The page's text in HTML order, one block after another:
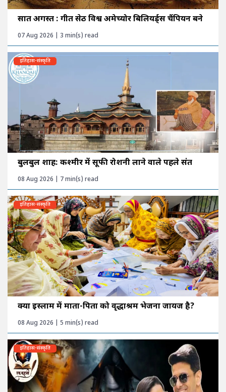
सात अगस्त : गीत सेठी विश्व अमेच्योर बिलियर्ड्स चैंपियन बने
07 Aug 2026 | 3 min(s) read
इतिहास-संस्कृति
बुलबुल शाह: कश्मीर में सूफी रोशनी लाने वाले पहले संत
08 Aug 2026 | 7 min(s) read
इतिहास-संस्कृति
क्या इस्लाम में माता-पिता को वृद्धाश्रम भेजना जायज है?
08 Aug 2026 | 5 min(s) read
इतिहास-संस्कृति